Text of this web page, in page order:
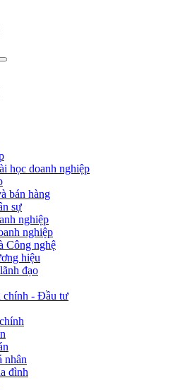
học doanh nghiệp
bán hàng
sự
nghiệp
nghiệp
Công nghệ
hiệu
đạo
chính - Đầu tư
nhân
đình